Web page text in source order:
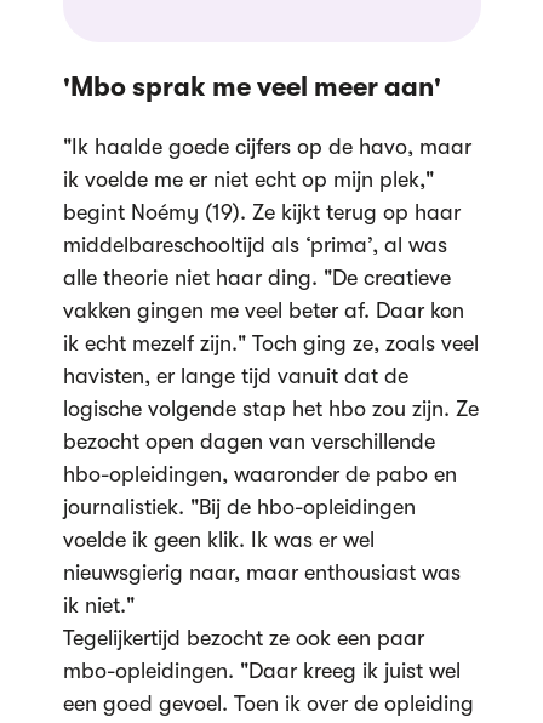
'Mbo sprak me veel meer aan'
"Ik haalde goede cijfers op de havo, maar
ik voelde me er niet echt op mijn plek,"
begint Noémy (19). Ze kijkt terug op haar
middelbareschooltijd als ‘prima’, al was
alle theorie niet haar ding. "De creatieve
vakken gingen me veel beter af. Daar kon
ik echt mezelf zijn." Toch ging ze, zoals veel
havisten, er lange tijd vanuit dat de
logische volgende stap het hbo zou zijn. Ze
bezocht open dagen van verschillende
hbo-opleidingen, waaronder de pabo en
journalistiek. "Bij de hbo-opleidingen
voelde ik geen klik. Ik was er wel
nieuwsgierig naar, maar enthousiast was
ik niet."
Tegelijkertijd bezocht ze ook een paar
mbo-opleidingen. "Daar kreeg ik juist wel
een goed gevoel. Toen ik over de opleiding